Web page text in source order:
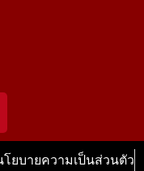
โยบายความเป็นส่วนตัว